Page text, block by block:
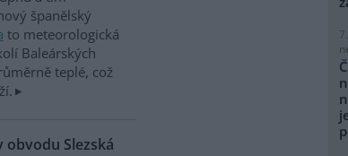
španělský
to meteorologická
Baleárských
teplé, což
Slezská